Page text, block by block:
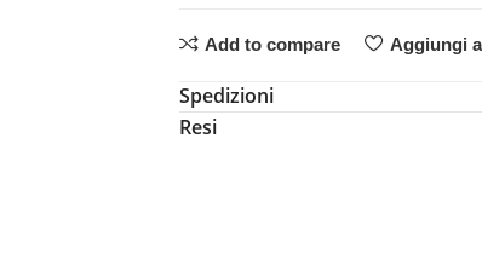
Add to compare Aggiungi
Spedizioni
Resi